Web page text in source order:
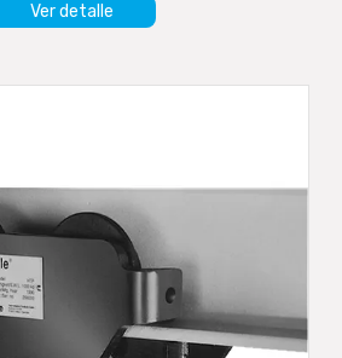
Ver detalle